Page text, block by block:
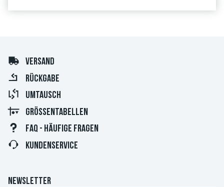
VERSAND
RÜCKGABE
UMTAUSCH
GRÖSSENTABELLEN
FAQ - HÄUFIGE FRAGEN
KUNDENSERVICE
NEWSLETTER